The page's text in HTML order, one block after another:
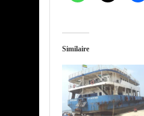
Similaire